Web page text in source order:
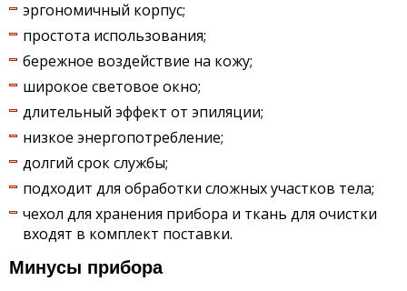
эргономичный корпус;
простота использования;
бережное воздействие на кожу;
широкое световое окно;
длительный эффект от эпиляции;
низкое энергопотребление;
долгий срок службы;
подходит для обработки сложных участков тела;
чехол для хранения прибора и ткань для очистки
входят в комплект поставки.
Минусы прибора